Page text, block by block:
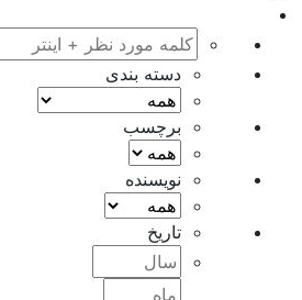
دسته بندی
برچسب
نویسنده
تاریخ